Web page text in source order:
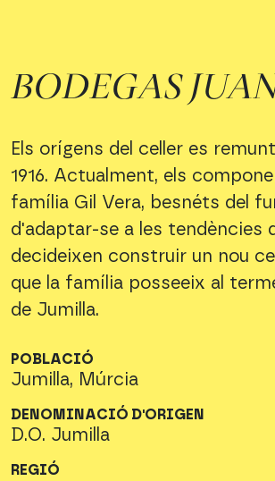
BODEGAS
Els orígens del celler es
1916. Actualment, els
família Gil Vera, besnéts del
d'adaptar-se a les tendències
decideixen construir un nou
que la família posseeix al
de Jumilla.
POBLACIÓ
Jumilla, Múrcia
DENOMINACIÓ D'ORIGEN
D.O. Jumilla
REGIÓ